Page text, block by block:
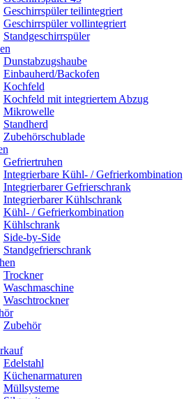
Geschirrspüler teilintegriert
Geschirrspüler vollintegriert
Standgeschirrspüler
Dunstabzugshaube
Einbauherd/Backofen
Kochfeld
Kochfeld mit integriertem Abzug
Mikrowelle
Standherd
Zubehörschublade
Gefriertruhen
Integrierbare Kühl- / Gefrierkombination
Integrierbarer Gefrierschrank
Integrierbarer Kühlschrank
Kühl- / Gefrierkombination
Kühlschrank
Side-by-Side
Standgefrierschrank
Trockner
Waschmaschine
Waschtrockner
Zubehör
Edelstahl
Küchenarmaturen
Müllsysteme